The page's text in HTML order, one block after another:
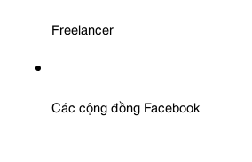
Freelancer
Các cộng đồng Facebook